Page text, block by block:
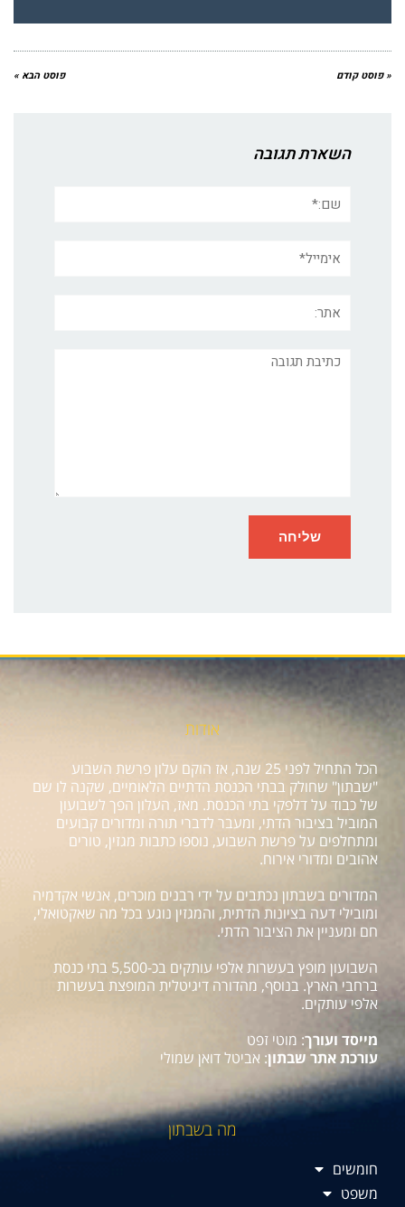
« פוסט קודם פוסט הבא »
השארת תגובה
תגובה
אודות
הכל התחיל לפני 25 שנה, אז הוקם עלון פרשת השבוע
"שבתון" שחולק בבתי הכנסת הדתיים הלאומיים, שקנה לו שם
של כבוד על דלפקי בתי הכנסת. מאז, העלון הפך לשבועון
המוביל בציבור הדתי, ומעבר לדברי תורה ומדורים קבועים
ומתחלפים על פרשת השבוע, נוספו כתבות מגזין, טורים
אהובים ומדורי אירוח.
המדורים בשבתון נכתבים על ידי רבנים מוכרים, אנשי אקדמיה
ומובילי דעה בציונות הדתית, והמגזין נוגע בכל מה שאקטואלי,
חם ומעניין את הציבור הדתי.
השבועון מופץ בעשרות אלפי עותקים בכ-5,500 בתי כנסת
ברחבי הארץ. בנוסף, מהדורה דיגיטלית המופצת בעשרות
אלפי עותקים.
מייסד ועורך: מוטי זפט
עורכת אתר שבתון: אביטל דואן שמולי
מה בשבתון
חומשים
משפט